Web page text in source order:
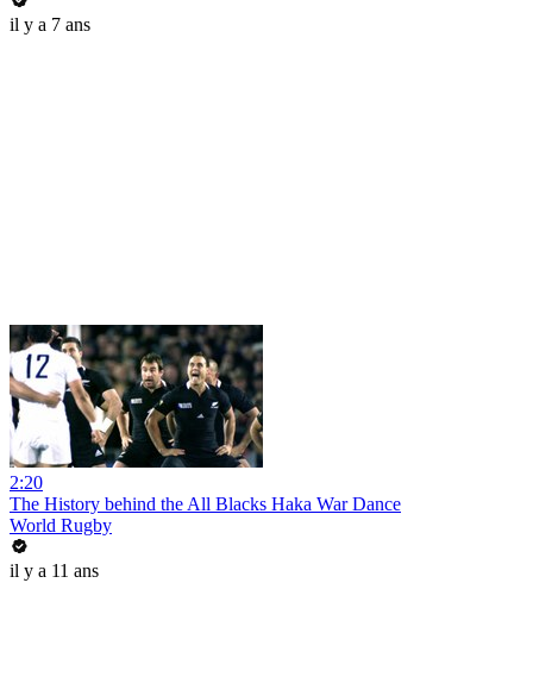
il y a 7 ans
2:20
The History behind the All Blacks Haka War Dance
World Rugby
il y a 11 ans